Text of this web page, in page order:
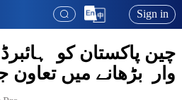
Sign in
چین پاکستان کو
وار بڑھانے میں تعاون